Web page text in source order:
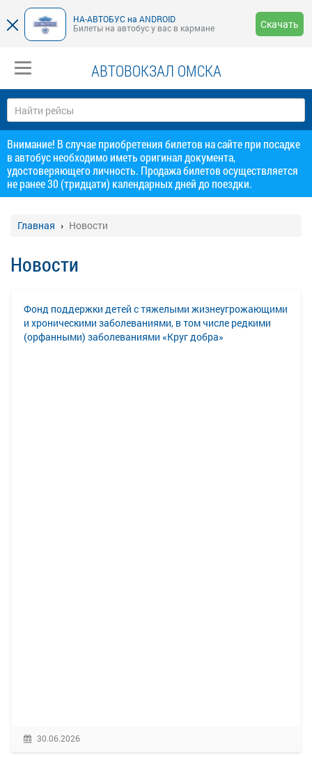
НА-АВТОБУС на ANDROID
Билеты на автобус у вас в кармане
Скачать
АВТОВОКЗАЛ ОМСКА
Внимание! В случае приобретения билетов на сайте при посадке
в автобус необходимо иметь оригинал документа,
удостоверяющего личность. Продажа билетов осуществляется
не ранее 30 (тридцати) календарных дней до поездки.
Главная Новости
Новости
Фонд поддержки детей с тяжелыми жизнеугрожающими
и хроническими заболеваниями, в том числе редкими
(орфанными) заболеваниями «Круг добра»
30.06.2026